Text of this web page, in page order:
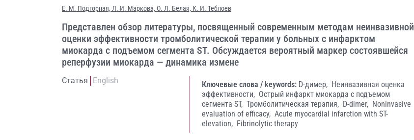
Е. М. Подгорная, Л. И. Маркова, О. Л. Белая, К. И. Теблоев
Представлен обзор литературы, посвященный современным методам неинвазивной
оценки эффективности тромболитической терапии у больных с инфарктом
миокарда с подъемом сегмента ST. Обсуждается вероятный маркер состоявшейся
реперфузии миокарда — динамика измене
Статья English Ключевые слова / keywords: D-димер, Неинвазивная оценка
эффективности, Острый инфаркт миокарда с подъемом
сегмента ST, Тромболитическая терапия, D-dimer, Noninvasive
evaluation of efficacy, Acute myocardial infarction with ST-
elevation, Fibrinolytic therapy